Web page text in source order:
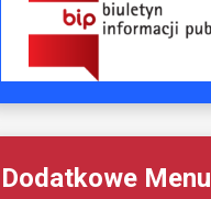
Dodatkowe Menu